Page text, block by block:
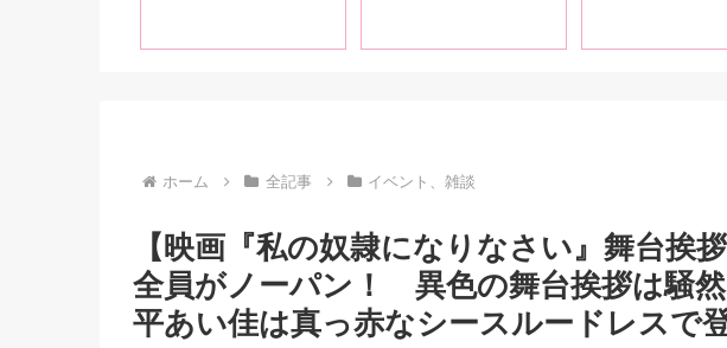
ホーム 全記事 イベント、雑談
【映画『私の奴隷になりなさい』舞台挨
全員がノーパン！ 異色の舞台挨拶は騒
平あい佳は真っ赤なシースルードレスで